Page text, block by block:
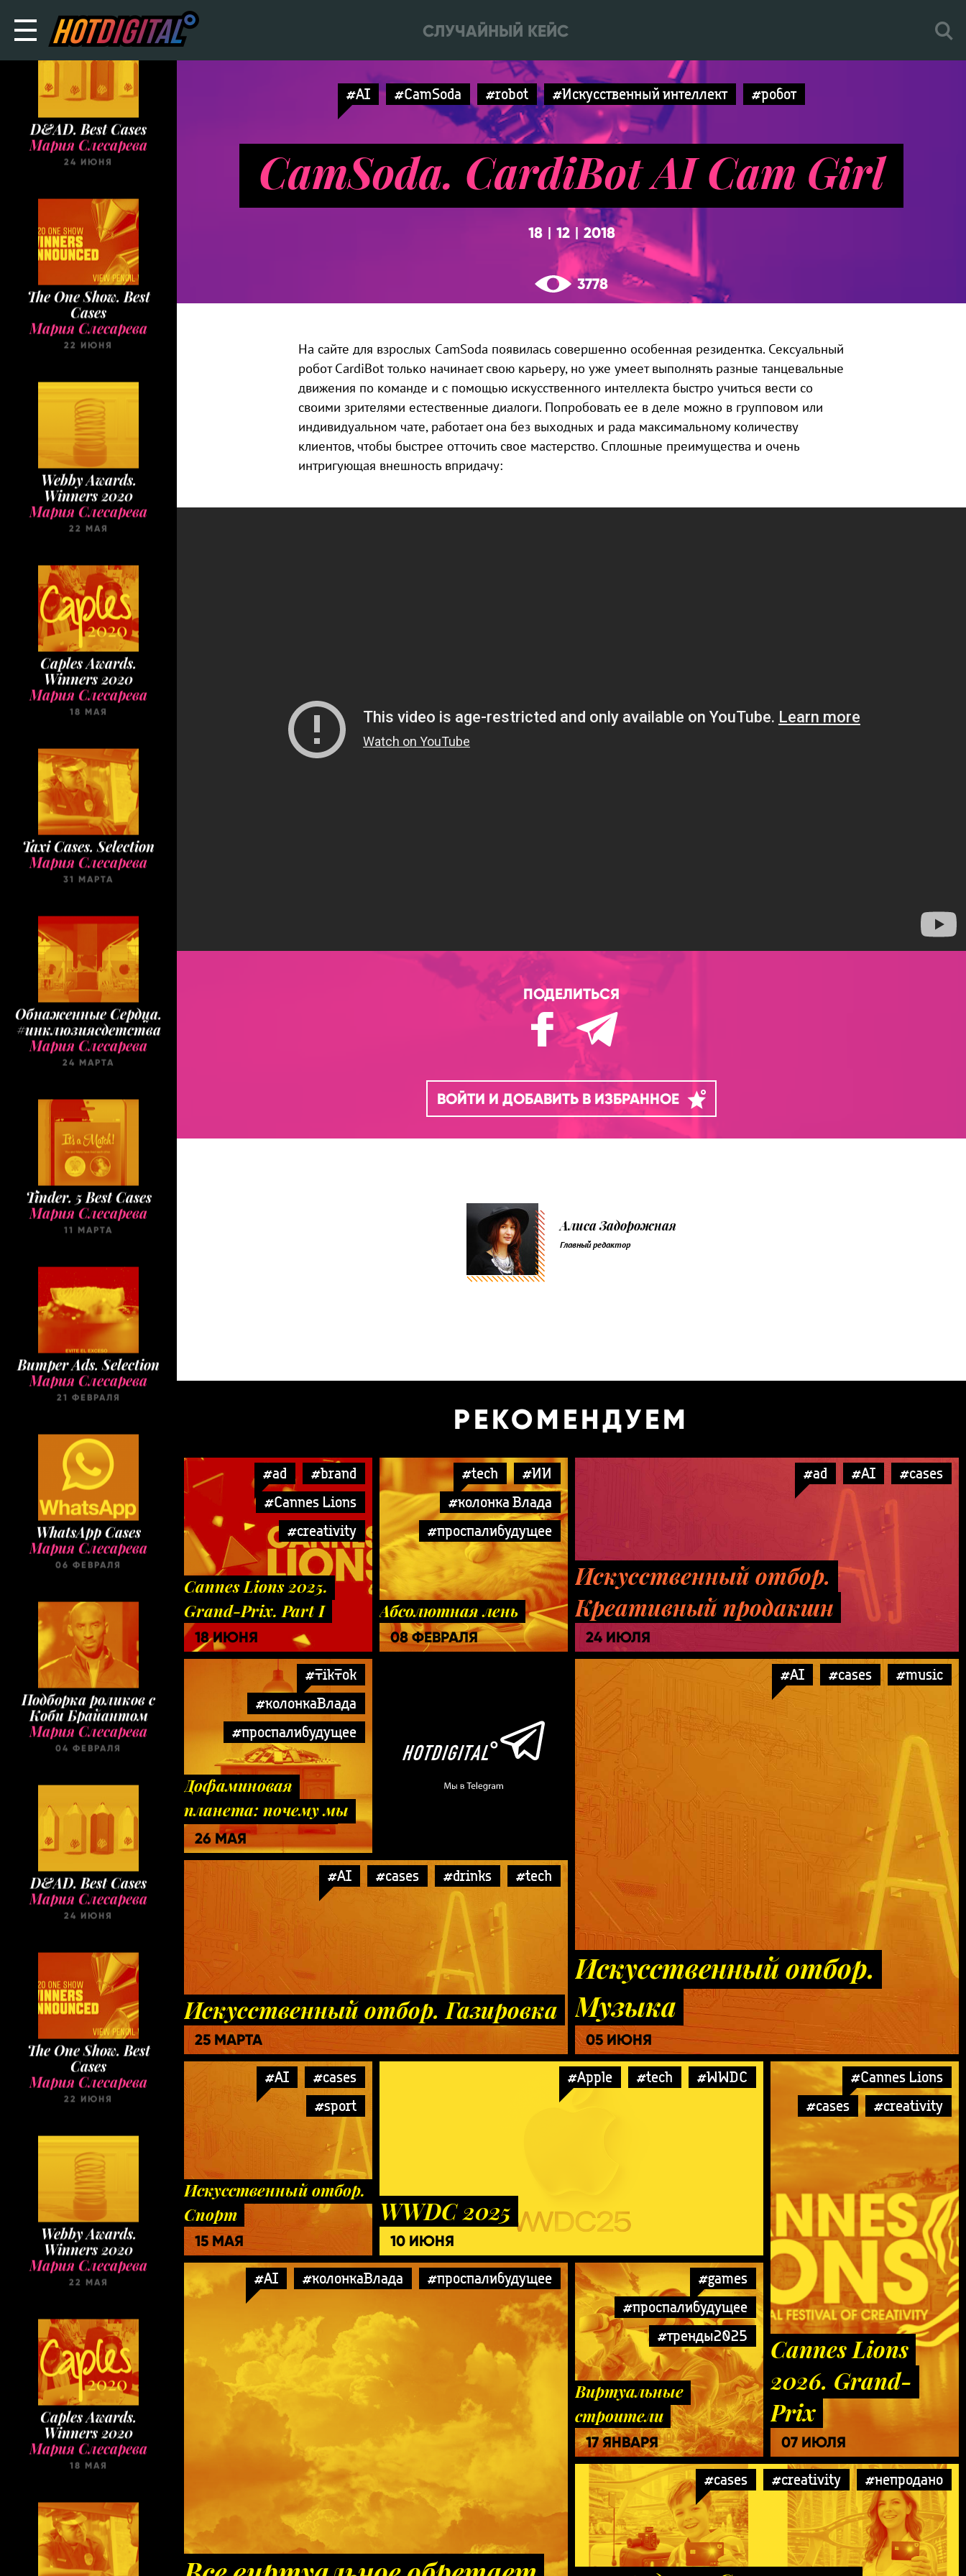
СЛУЧАЙНЫЙ КЕЙС
D&AD. Best Cases
Мария Слесарева
24 ИЮНЯ
The One Show. Best
Cases
Мария Слесарева
22 ИЮНЯ
Webby Awards.
Winners 2020
Мария Слесарева
22 МАЯ
Caples Awards.
Winners 2020
Мария Слесарева
18 МАЯ
Taxi Cases. Selection
Мария Слесарева
31 МАРТА
Обнаженные Cердца.
#инклюзиясдетства
Мария Слесарева
24 МАРТА
Tinder. 5 Best Cases
Мария Слесарева
11 МАРТА
Bumper Ads. Selection
Мария Слесарева
21 ФЕВРАЛЯ
WhatsApp Cases
Мария Слесарева
06 ФЕВРАЛЯ
Подборка роликов с
Коби Брайантом
Мария Слесарева
04 ФЕВРАЛЯ
D&AD. Best Cases
Мария Слесарева
24 ИЮНЯ
The One Show. Best
Cases
Мария Слесарева
22 ИЮНЯ
Webby Awards.
Winners 2020
Мария Слесарева
22 МАЯ
Caples Awards.
Winners 2020
Мария Слесарева
18 МАЯ
#AI #CamSoda #robot #Искусственный интеллект #робот
CamSoda. CardiBot AI Cam Girl
18 12 2018
3778
На сайте для взрослых CamSoda появилась совершенно особенная резидентка. Сексуальный
робот CardiBot только начинает свою карьеру, но уже умеет выполнять разные танцевальные
движения по команде и с помощью искусственного интеллекта быстро учиться вести со
своими зрителями естественные диалоги. Попробовать ее в деле можно в групповом или
индивидуальном чате, работает она без выходных и рада максимальному количеству
клиентов, чтобы быстрее отточить свое мастерство. Сплошные преимущества и очень
интригующая внешность впридачу:
ПОДЕЛИТЬСЯ
ВОЙТИ И ДОБАВИТЬ В ИЗБРАННОЕ
Алиса Задорожная
Главный редактор
РЕКОМЕНДУЕМ
#ad
#brand
#Cannes Lions
#creativity
Cannes Lions 2025.
Grand-Prix. Part I
18 ИЮНЯ
#tech
#ИИ
#колонка Влада
#проспалибудущее
Абсолютная лень
08 ФЕВРАЛЯ
#ad #AI #cases
Искусственный отбор.
Креативный продакшн
24 ИЮЛЯ
#TikTok
#колонкаВлада
#проспалибудущее
Дофаминовая
планета: почему мы
все теперь TikTok-
люди
26 МАЯ
#AI #cases #music
Искусственный отбор.
Музыка
05 ИЮНЯ
#AI #cases #drinks #tech
Искусственный отбор. Газировка
25 МАРТА
#AI
#cases
#sport
Искусственный отбор.
Спорт
15 МАЯ
#Apple #tech #WWDC
WWDC 2025
10 ИЮНЯ
#Cannes Lions
#cases
#creativity
Cannes Lions
2026. Grand-
Prix
07 ИЮЛЯ
#AI #колонкаВлада #проспалибудущее
#games
#проспалибудущее
#тренды2025
Виртуальные
строители
17 ЯНВАРЯ
#cases #creativity #непродано